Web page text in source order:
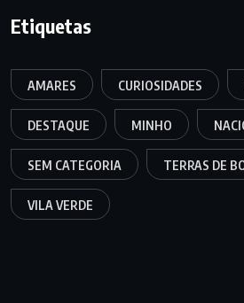
Etiquetas
AMARES CURIOSIDADES
DESTAQUE MINHO
SEM CATEGORIA TERRAS DE
VILA VERDE